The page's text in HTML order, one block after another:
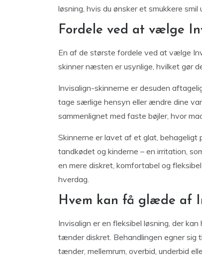
løsning, hvis du ønsker et smukkere smil
Fordele ved at vælge
En af de største fordele ved at vælge
skinner næsten er usynlige, hvilket gør
Invisalign-skinnerne er desuden
tage særlige hensyn eller ændre dine
sammenlignet med faste bøjler, hvor
Skinnerne er lavet af et glat, behageligt
tandkødet og kinderne – en irritation,
en mere diskret, komfortabel og
hverdag.
Hvem kan få glæde af
Invisalign er en fleksibel løsning, der
tænder diskret. Behandlingen egner sig
tænder, mellemrum, overbid, underbid